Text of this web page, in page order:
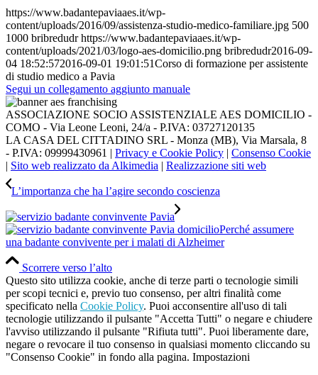
https://www.badantepaviaaes.it/wp-
content/uploads/2016/09/assistenza-studio-medico-familiare.jpg 500
1000 bribredudr https://www.badantepaviaaes.it/wp-
content/uploads/2021/03/logo-aes-domicilio.png bribredudr2016-09-
04 18:52:572016-09-01 19:01:51Corso di formazione per assistente
di studio medico a Pavia
Segui un collegamento aggiunto manuale
ASSOCIAZIONE SOCIO ASSISTENZIALE AES DOMICILIO -
COMO - Via Leone Leoni, 24/a - P.IVA: 03727120135
LA CASA DEL CITTADINO SRL - Monza (MB), Via Marsala, 8
- P.IVA: 09999430961 | Privacy e Cookie Policy | Consenso Cookie
| Sito web realizzato da Alkimedia | Realizzazione siti web
L’importanza che ha l’agire secondo coscienza
Perché assumere
una badante convivente per i malati di Alzheimer
Scorrere verso l’alto
Questo sito utilizza cookie, anche di terze parti o tecnologie simili
per scopi tecnici e, previo tuo consenso, per altri finalità come
specificato nella Cookie Policy. Puoi acconsentire all'uso di tali
tecnologie utilizzando il pulsante "Accetta Tutti" o negare e chiudere
l'avviso utilizzando il pulsante "Rifiuta tutti". Puoi liberamente dare,
negare o revocare il tuo consenso in qualsiasi momento cliccando su
"Consenso Cookie" in fondo alla pagina. Impostazioni